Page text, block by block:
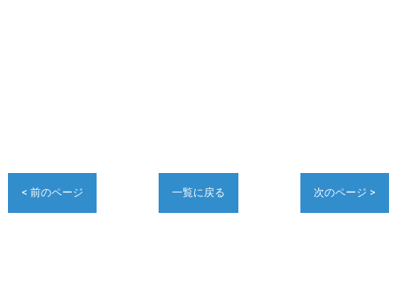
< 前のページ 一覧に戻る 次のページ >